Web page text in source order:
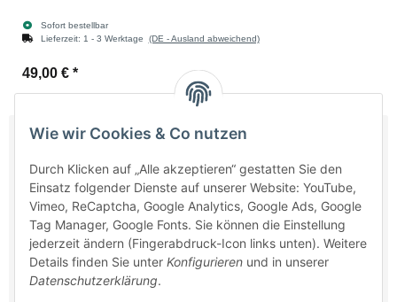
Sofort bestellbar
Lieferzeit: 1 - 3 Werktage (DE - Ausland abweichend)
49,00 € *
Wie wir Cookies & Co nutzen
Durch Klicken auf „Alle akzeptieren“ gestatten Sie den
Einsatz folgender Dienste auf unserer Website: YouTube,
Vimeo, ReCaptcha, Google Analytics, Google Ads, Google
Tag Manager, Google Fonts. Sie können die Einstellung
jederzeit ändern (Fingerabdruck-Icon links unten). Weitere
Details finden Sie unter Konfigurieren und in unserer
Datenschutzerklärung.